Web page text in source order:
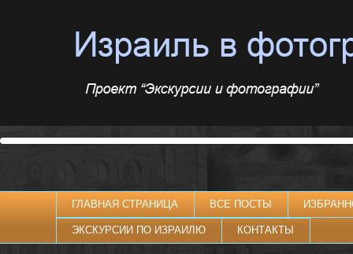
ГЛАВНАЯ СТРАНИЦА ВСЕ ПОСТЫ
ЭКСКУРСИИ ПО ИЗРАИЛЮ КОНТАКТЫ